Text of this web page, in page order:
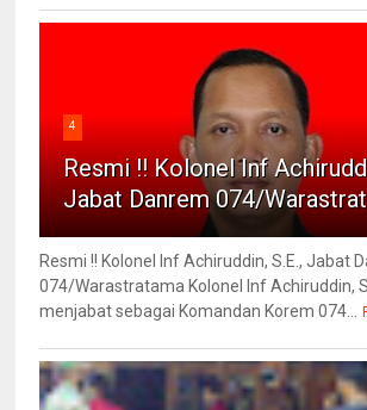
4
Resmi !! Kolonel Inf
Jabat Danrem 074/
Resmi !! Kolonel Inf Achiruddin, S.E., Jabat
074/Warastratama Kolonel Inf Achiruddin,
menjabat sebagai Komandan Korem 074...